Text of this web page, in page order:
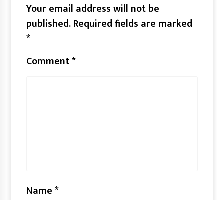
Your email address will not be
published.Required fields are marked
*
Comment*
Name*